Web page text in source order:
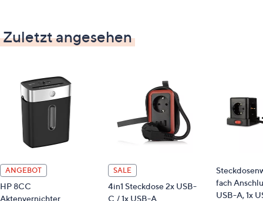
Zuletzt angesehen
ANGEBOT
HP 8CC
Aktenvernichter
SALE
4in1 Steckdose 2x USB-
C / 1x USB-A
fach
USB-A, 1x